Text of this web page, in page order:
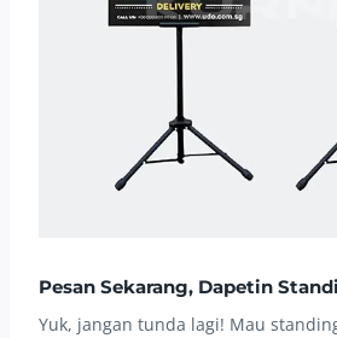
Pesan Sekarang, Dapetin
Yuk, jangan tunda lagi! Mau